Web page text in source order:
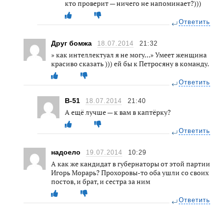
кто проверит — ничего не напоминает?)))
Ответить
Друг бомжа 18.07.2014 21:32
» как интеллектуал я не могу…» Умеет женщина
красиво сказать ))) ей бы к Петросяну в команду.
Ответить
B-51 18.07.2014 21:40
А ещё лучше — к вам в каптёрку?
Ответить
надоело 19.07.2014 10:29
А как же кандидат в губернаторы от этой партии
Игорь Морарь? Прохоровы-то оба ушли со своих
постов, и брат, и сестра за ним
Ответить